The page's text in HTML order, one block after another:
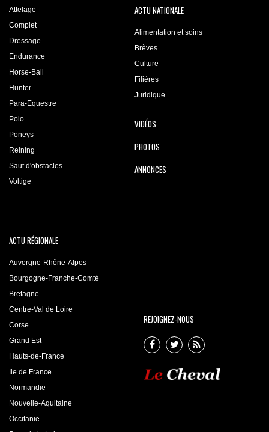
Attelage
Complet
Dressage
Endurance
Horse-Ball
Hunter
Para-Equestre
Polo
Poneys
Reining
Saut d'obstacles
Voltige
ACTU NATIONALE
Alimentation et soins
Brèves
Culture
Filières
Juridique
VIDÉOS
PHOTOS
ANNONCES
ACTU RÉGIONALE
Auvergne-Rhône-Alpes
Bourgogne-Franche-Comté
Bretagne
Centre-Val de Loire
Corse
Grand Est
Hauts-de-France
Ile de France
Normandie
Nouvelle-Aquitaine
Occitanie
REJOIGNEZ-NOUS